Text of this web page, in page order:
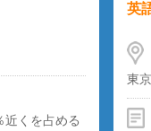
近くを占める
英
東